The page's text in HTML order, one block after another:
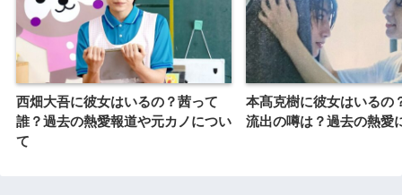
西畑大吾に彼女はいるの？茜って
誰？過去の熱愛報道や元カノについ
て
本髙克樹に彼女はいるの
流出の噂は？過去の熱愛